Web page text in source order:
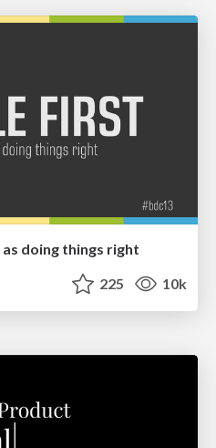
doing things right
225 10k